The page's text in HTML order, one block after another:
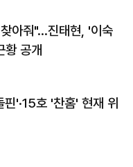
아줘"…진태현, '이숙
황 공개
'·15호 '찬홈' 현재 위